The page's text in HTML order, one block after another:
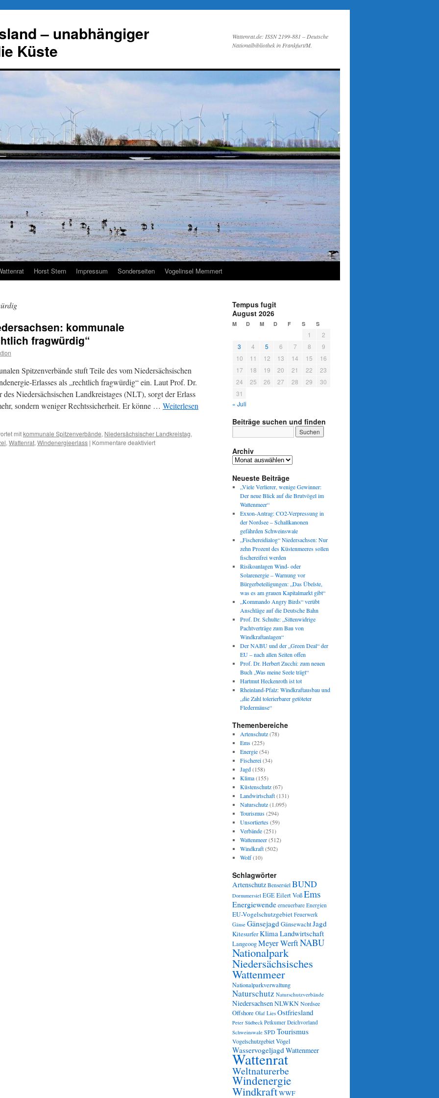
– unabhängiger
Küste
Wattenrat.de: ISSN 2199-881 – Deutsche
Nationalbibliothek in Frankfurt/M.
Horst Stern Impressum Sonderseiten Vogelinsel Memmert
kommunale
fragwürdig“
Spitzenverbände stuft Teile des vom Niedersächsischen
Erlasses als „rechtlich fragwürdig“ ein. Laut Prof. Dr.
Niedersächsischen Landkreistages (NLT), sorgt der Erlass
sondern weniger Rechtssicherheit. Er könne … Weiterlesen
mitkommunale Spitzenverbände, Niedersächsischer Landkreistag,
, Wattenrat, Windenergieerlass | Kommentare deaktiviertfür
Tempus fugit
August 2026
M D M D F S S
1
2
3
4 5 6 7 8
9
10
11 12 13 14 15
16
17
18 19 20 21 22
23
24
25 26 27 28 29
30
31
« Juli
Beiträge suchen und finden
Archiv
Archiv
Neueste Beiträge
„Viele Verlierer, wenige Gewinner:
Der neue Blick auf die Brutvögel im
Wattenmeer“
Exxon-Antrag: CO2-Verpressung in
der Nordsee – Schallkanonen
gefährden Schweinswale
„Fischereidialog“ Niedersachsen: Nur
zehn Prozent des Küstenmeeres sollen
fischereifrei werden
Risikoanlagen Wind- oder
Solarenergie – Warnung vor
Bürgerbeteiligungen: „Das Übelste,
was es am grauen Kapitalmarkt gibt“
„Kommando Angry Birds“ verübt
Anschläge auf die Deutsche Bahn
Prof. Dr. Schulte: „Sittenwidrige
Pachtverträge zum Bau von
Windkraftanlagen“
Der NABU und der „Green Deal“ der
EU – nach allen Seiten offen
Prof. Dr. Herbert Zucchi: zum neuen
Buch „Was meine Seele trägt“
Hartmut Heckenroth ist tot
Rheinland-Pfalz: Windkraftausbau und
„die Zahl tolerierbarer getöteter
Fledermäuse“
Themenbereiche
Artenschutz(78)
Ems(225)
Energie(54)
Fischerei(34)
Jagd(158)
Klima(155)
Küstenschutz(67)
Landwirtschaft(131)
Naturschutz(1.095)
Tourismus(294)
Unsortiertes(59)
Verbände(251)
Wattenmeer(512)
Windkraft(502)
Wolf(10)
Schlagwörter
Artenschutz Bensersiel BUND
Dornumersiel EGEEilert VoßEms
Energiewende erneuerbare Energien
EU-Vogelschutzgebiet Feuerwerk
Gänse GänsejagdGänsewachtJagd
KitesurferKlimaLandwirtschaft
LangeoogMeyer WerftNABU
Nationalpark
Niedersächsisches
Wattenmeer
Nationalparkverwaltung
Naturschutz Naturschutzverbände
NiedersachsenNLWKNNordsee
Offshore Olaf Lies Ostfriesland
Peter Südbeck Petkumer Deichvorland
Schweinswale SPDTourismus
VogelschutzgebietVögel
WasservogeljagdWattenmeer
Wattenrat
Weltnaturerbe
Windenergie
WindkraftWWF